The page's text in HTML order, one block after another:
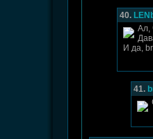
40.
Ал,
И да,
41.